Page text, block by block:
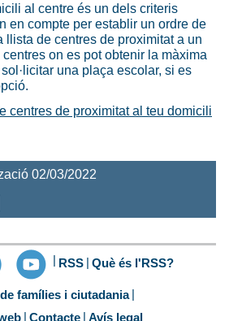
al centre és un dels criteris
en compte per establir un ordre de
llista de centres de proximitat a un
on es pot obtenir la màxima
una plaça escolar, si es
centres de proximitat al teu domicili
02/03/2022
RSS Què és l'RSS?
famílies i ciutadania
Contacte Avís legal